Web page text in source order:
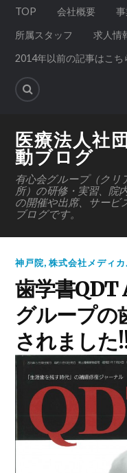
TOP 会社概要
所属スタッフ
求人情
2014年以前の記事はこち
医療法人社
動ブログ
有心会グループ（クリ
所）の研修・実習、院
の開催や出席、サービ
ブログです。
神戸院,株式会社メディカ
歯学書
グループの
されました